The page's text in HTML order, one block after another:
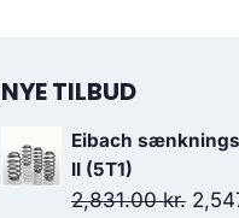
NYE TILBUD
Eibach
II (5T1)
2,831.00kr. Den